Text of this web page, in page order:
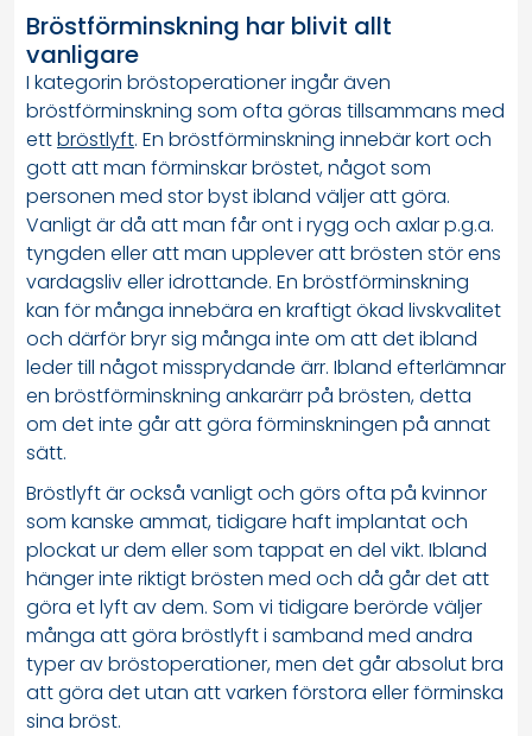
Bröstförminskning har blivit allt
vanligare
I kategorin bröstoperationer ingår även
bröstförminskning som ofta göras tillsammans med
ettbröstlyft. En bröstförminskning innebär kort och
gott att man förminskar bröstet, något som
personen med stor byst ibland väljer att göra.
Vanligt är då att man får ont i rygg och axlar p.g.a.
tyngden eller att man upplever att brösten stör ens
vardagsliv eller idrottande. En bröstförminskning
kan för många innebära en kraftigt ökad livskvalitet
och därför bryr sig många inte om att det ibland
leder till något missprydande ärr. Ibland efterlämnar
en bröstförminskning ankarärr på brösten, detta
om det inte går att göra förminskningen på annat
sätt.
Bröstlyft är också vanligt och görs ofta på kvinnor
som kanske ammat, tidigare haft implantat och
plockat ur dem eller som tappat en del vikt. Ibland
hänger inte riktigt brösten med och då går det att
göra et lyft av dem. Som vi tidigare berörde väljer
många att göra bröstlyft i samband med andra
typer av bröstoperationer, men det går absolut bra
att göra det utan att varken förstora eller förminska
sina bröst.